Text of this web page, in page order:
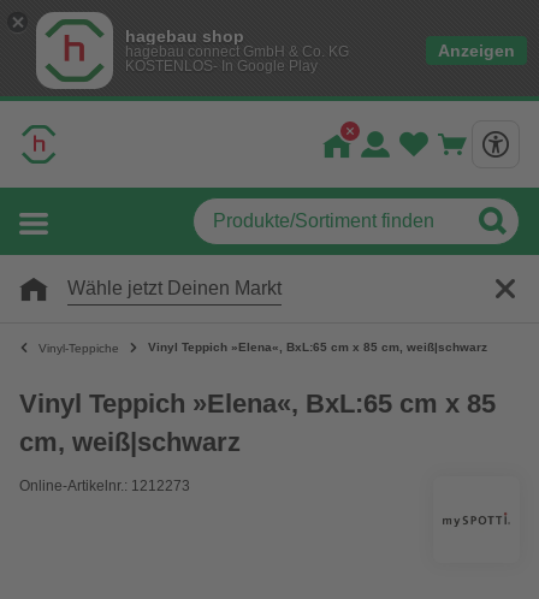
hagebau shop
hagebau connect GmbH & Co. KG
KOSTENLOS- In Google Play
Anzeigen
Wähle jetzt Deinen Markt
Vinyl-Teppiche Vinyl Teppich »Elena«, BxL:65 cm x 85 cm, weiß|schwarz
Vinyl Teppich »Elena«, BxL:65 cm x 85
cm, weiß|schwarz
Online-Artikelnr.: 1212273